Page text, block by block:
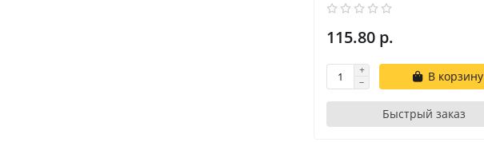
115.80 р.
В корзину
Быстрый заказ